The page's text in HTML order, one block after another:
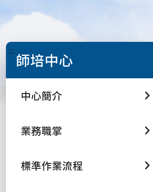
::: 師培中心
中心簡介
業務職掌
標準作業流程